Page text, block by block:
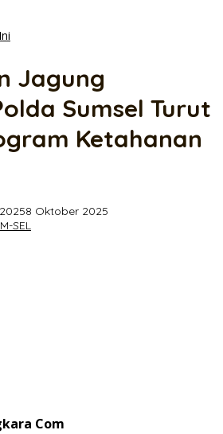
Polda
Turut
Program
Ketahanan
Jagung
Sumsel Turut
Ketahanan
8 Oktober 2025
SEL
Com